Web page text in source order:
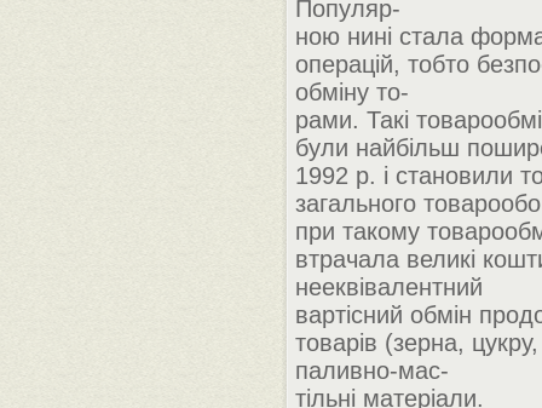
Популяр-
ною нині стала
операцій, тобто
обміну то-
рами. Такі
були найбільш
1992 р. і становили
загального
при такому
втрачала великі
нееквівалентний
вартісний обмін
товарів (зерна, цукру,
паливно-мас-
тільні матеріали.